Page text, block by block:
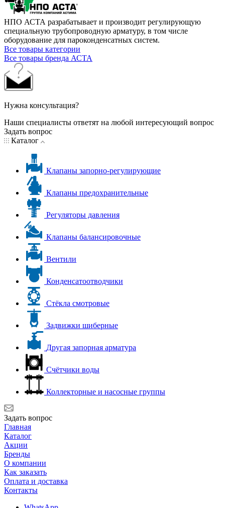
НПО АСТА разрабатывает и производит регулирующую
специальную трубопроводную арматуру, в том числе
оборудование для пароконденсатных систем.
Все товары категории
Все товары бренда АСТА
Нужна консультация?
Наши специалисты ответят на любой интересующий вопрос
Задать вопрос
Каталог
Клапаны запорно-регулирующие
Клапаны предохранительные
Регуляторы давления
Клапаны балансировочные
Вентили
Конденсатоотводчики
Стёкла смотровые
Задвижки шиберные
Другая запорная арматура
Счётчики воды
Коллекторные и насосные группы
Задать вопрос
Главная
Каталог
Акции
Бренды
О компании
Как заказать
Оплата и доставка
Контакты